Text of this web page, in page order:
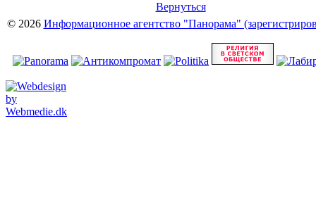
Вернуться
© 2026 Информационное агентство "Панорама"